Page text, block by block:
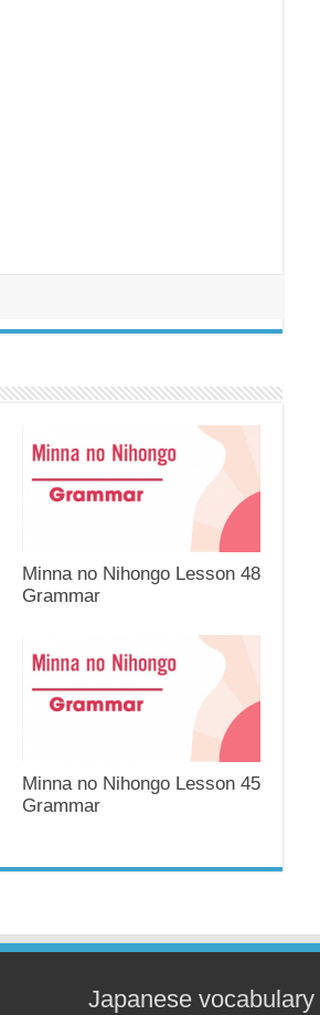
Minna no Nihongo Lesson 48
Grammar
Minna no Nihongo Lesson 45
Grammar
Japanese vocabulary